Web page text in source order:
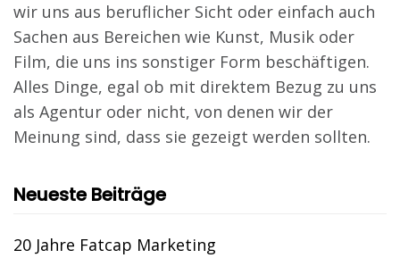
wir uns aus beruflicher Sicht oder einfach auch
Sachen aus Bereichen wie Kunst, Musik oder
Film, die uns ins sonstiger Form beschäftigen.
Alles Dinge, egal ob mit direktem Bezug zu uns
als Agentur oder nicht, von denen wir der
Meinung sind, dass sie gezeigt werden sollten.
Neueste Beiträge
20 Jahre Fatcap Marketing